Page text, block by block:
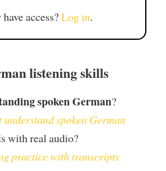
access?Log in.
listening skills
spoken German?
understand spoken German
with real audio?
practice with transcripts